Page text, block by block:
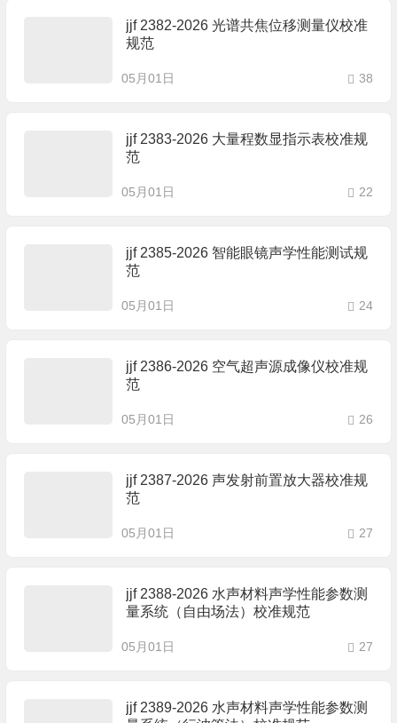
jjf 2382-2026 光谱共焦位移测量仪校准
规范
05月01日 38
jjf 2383-2026 大量程数显指示表校准规
范
05月01日 22
jjf 2385-2026 智能眼镜声学性能测试规
范
05月01日 24
jjf 2386-2026 空气超声源成像仪校准规
范
05月01日 26
jjf 2387-2026 声发射前置放大器校准规
范
05月01日 27
jjf 2388-2026 水声材料声学性能参数测
量系统（自由场法）校准规范
05月01日 27
jjf 2389-2026 水声材料声学性能参数测